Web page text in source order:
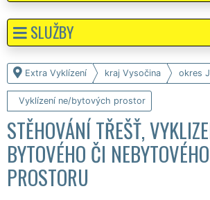
Extra Vyklízení kraj Vysočina okres
Vyklízení ne/bytových prostor
STĚHOVÁNÍ TŘEŠŤ,
BYTOVÉHO ČI NEBYTOVÉHO
PROSTORU
SLUŽBY